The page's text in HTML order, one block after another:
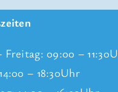
09:00 –
– 18:30Uhr